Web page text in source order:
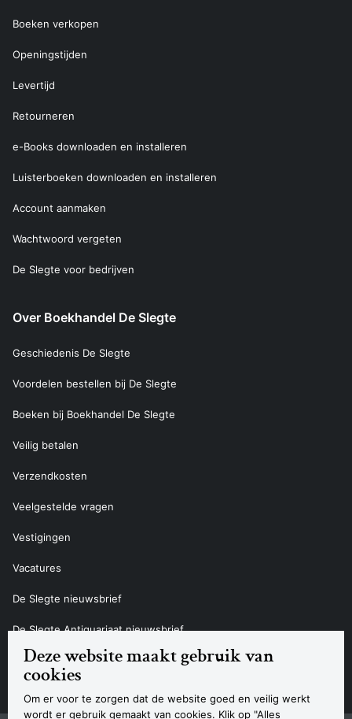
Deze website maakt gebruik van
cookies
Om er voor te zorgen dat de website goed en veilig werkt
wordt er gebruik gemaakt van cookies. Klik op "Alles
Boeken verkopen
Openingstijden
Levertijd
Retourneren
e-Books downloaden en installeren
Luisterboeken downloaden en installeren
Account aanmaken
Wachtwoord vergeten
De Slegte voor bedrijven
Over Boekhandel De Slegte
Geschiedenis De Slegte
Voordelen bestellen bij De Slegte
Boeken bij Boekhandel De Slegte
Veilig betalen
Verzendkosten
Veelgestelde vragen
Vestigingen
Vacatures
De Slegte nieuwsbrief
De Slegte Antiquariaat nieuwsbrief
Contact